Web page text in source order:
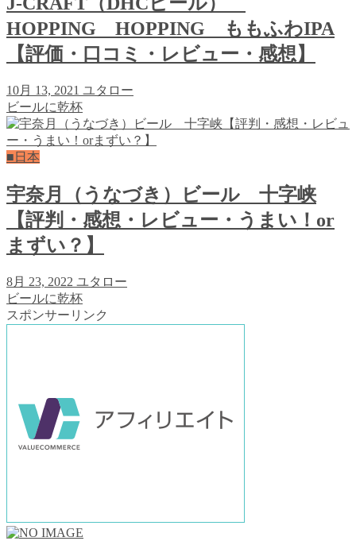
HOPPING HOPPING ももふわIPA
【評価・口コミ・レビュー・感想】
10月 13, 2021 ユタロー
ビールに乾杯
■日本
宇奈月（うなづき）ビール 十字峡
【評判・感想・レビュー・うまい！or
まずい？】
8月 23, 2022 ユタロー
ビールに乾杯
スポンサーリンク